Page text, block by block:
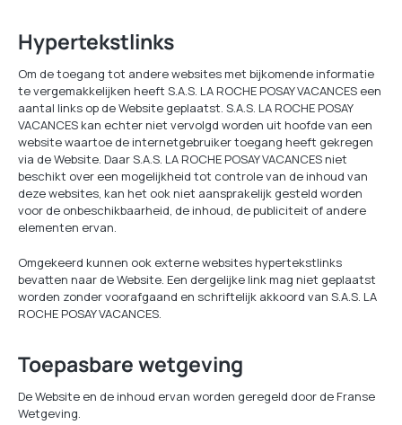
Hypertekstlinks
Om de toegang tot andere websites met bijkomende informatie
te vergemakkelijken heeft S.A.S. LA ROCHE POSAY VACANCES een
aantal links op de Website geplaatst. S.A.S. LA ROCHE POSAY
VACANCES kan echter niet vervolgd worden uit hoofde van een
website waartoe de internetgebruiker toegang heeft gekregen
via de Website. Daar S.A.S. LA ROCHE POSAY VACANCES niet
beschikt over een mogelijkheid tot controle van de inhoud van
deze websites, kan het ook niet aansprakelijk gesteld worden
voor de onbeschikbaarheid, de inhoud, de publiciteit of andere
elementen ervan.
Omgekeerd kunnen ook externe websites hypertekstlinks
bevatten naar de Website. Een dergelijke link mag niet geplaatst
worden zonder voorafgaand en schriftelijk akkoord van S.A.S. LA
ROCHE POSAY VACANCES.
Toepasbare wetgeving
De Website en de inhoud ervan worden geregeld door de Franse
Wetgeving.